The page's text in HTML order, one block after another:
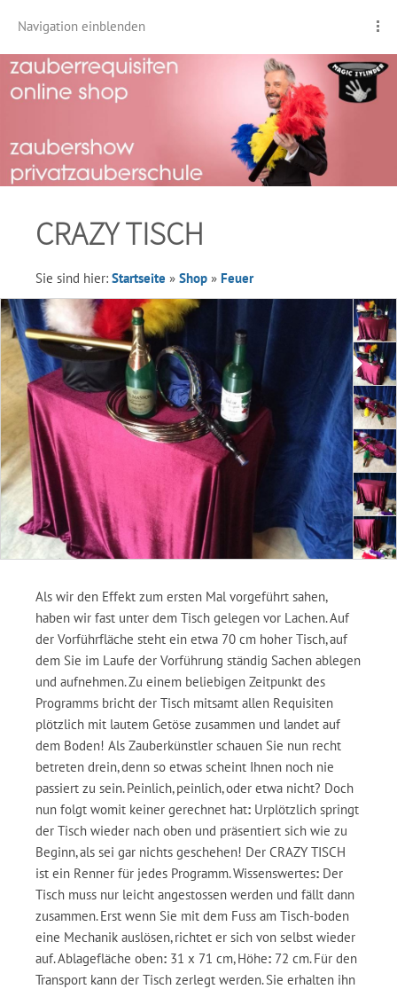
Navigation einblenden
CRAZY TISCH
Sie sind hier: Startseite » Shop » Feuer
Als wir den Effekt zum ersten Mal vorgeführt sahen,
haben wir fast unter dem Tisch gelegen vor Lachen. Auf
der Vorführfläche steht ein etwa 70 cm hoher Tisch, auf
dem Sie im Laufe der Vorführung ständig Sachen ablegen
und aufnehmen. Zu einem beliebigen Zeitpunkt des
Programms bricht der Tisch mitsamt allen Requisiten
plötzlich mit lautem Getöse zusammen und landet auf
dem Boden! Als Zauberkünstler schauen Sie nun recht
betreten drein, denn so etwas scheint Ihnen noch nie
passiert zu sein. Peinlich, peinlich, oder etwa nicht? Doch
nun folgt womit keiner gerechnet hat: Urplötzlich springt
der Tisch wieder nach oben und präsentiert sich wie zu
Beginn, als sei gar nichts geschehen! Der CRAZY TISCH
ist ein Renner für jedes Programm. Wissenswertes: Der
Tisch muss nur leicht angestossen werden und fällt dann
zusammen. Erst wenn Sie mit dem Fuss am Tisch-boden
eine Mechanik auslösen, richtet er sich von selbst wieder
auf. Ablagefläche oben: 31 x 71 cm, Höhe: 72 cm. Für den
Transport kann der Tisch zerlegt werden. Sie erhalten ihn